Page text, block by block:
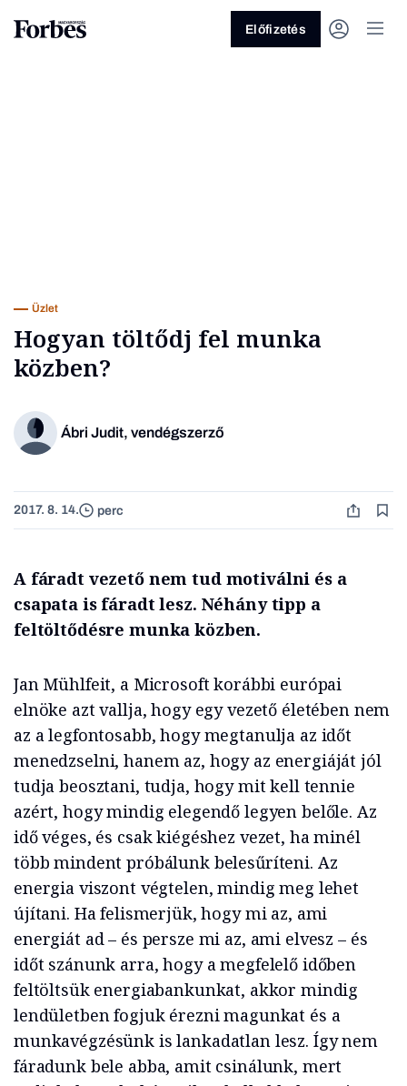
Előfizetés
Üzlet
Hogyan töltődj fel munka
közben?
Ábri Judit, vendégszerző
2017. 8. 14. perc
A fáradt vezető nem tud motiválni és a
csapata is fáradt lesz. Néhány tipp a
feltöltődésre munka közben.
Jan Mühlfeit, a Microsoft korábbi európai
elnöke azt vallja, hogy egy vezető életében nem
az a legfontosabb, hogy megtanulja az időt
menedzselni, hanem az, hogy az energiáját jól
tudja beosztani, tudja, hogy mit kell tennie
azért, hogy mindig elegendő legyen belőle. Az
idő véges, és csak kiégéshez vezet, ha minél
több mindent próbálunk belesűríteni. Az
energia viszont végtelen, mindig meg lehet
újítani. Ha felismerjük, hogy mi az, ami
energiát ad – és persze mi az, ami elvesz – és
időt szánunk arra, hogy a megfelelő időben
feltöltsük energiabankunkat, akkor mindig
lendületben fogjuk érezni magunkat és a
munkavégzésünk is lankadatlan lesz. Így nem
fáradunk bele abba, amit csinálunk, mert